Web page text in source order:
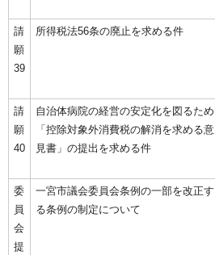
請
願
39
所得税法56条の廃止を求める件
請
願
40
自治体病院の経営の安定化を図るため
「控除対象外消費税の解消を求める意
見書」の提出を求める件
委
員
会
提
一宮市議会委員会条例の一部を改正す
る条例の制定について